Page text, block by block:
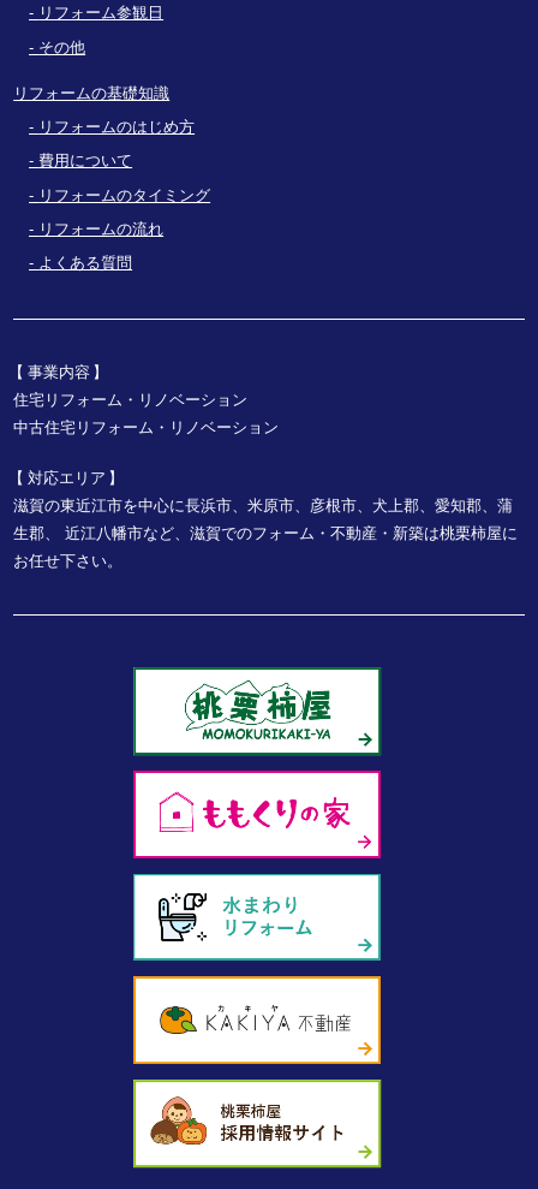
リフォーム参観日
その他
リフォームの基礎知識
リフォームのはじめ方
費用について
リフォームのタイミング
リフォームの流れ
よくある質問
事業内容
住宅リフォーム・リノベーション
中古住宅リフォーム・リノベーション
対応エリア
滋賀の東近江市を中心に長浜市、米原市、彦根市、犬上郡、愛知郡、蒲
生郡、
近江八幡市など、滋賀でのフォーム・不動産・新築は桃栗柿屋に
お任せ下さい。